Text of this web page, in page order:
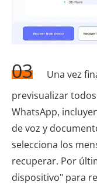
03
Una vez
previsualizar
WhatsApp,
de voz y
selecciona los
recuperar. Por
dispositivo" para